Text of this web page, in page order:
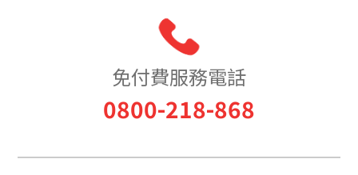
免付費服務電話
0800-218-868